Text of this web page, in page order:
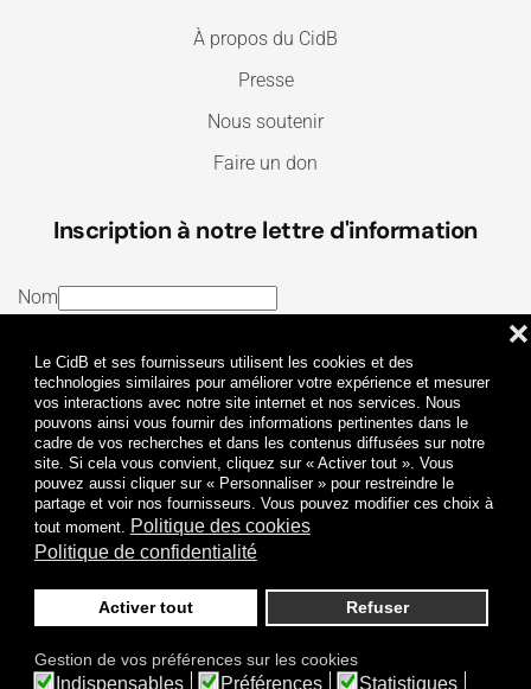
Le CidB et ses fournisseurs utilisent les cookies et des
technologies similaires pour améliorer votre expérience et mesurer
vos interactions avec notre site internet et nos services. Nous
pouvons ainsi vous fournir des informations pertinentes dans le
cadre de vos recherches et dans les contenus diffusées sur notre
site. Si cela vous convient, cliquez sur « Activer tout ». Vous
pouvez aussi cliquer sur « Personnaliser » pour restreindre le
partage et voir nos fournisseurs. Vous pouvez modifier ces choix à
tout moment. Politique des cookies
Politique de confidentialité
Activer tout Refuser
❌
Gestion de vos préférences sur les cookies
Indispensables Préférences Statistiques
À propos du CidB
Presse
Nous soutenir
Faire un don
Inscription à notre lettre d'information
Nom
J’ai lu et j’accepte lesTermes et conditionset la
Politique de confidentialité
Je m'abonne
© 2009-2026 CidB. Tous droits réservés.